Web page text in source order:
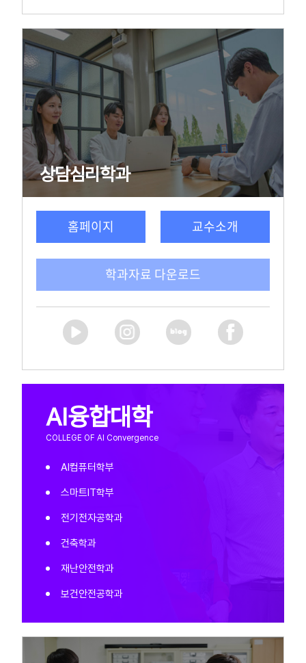
상담심리학과
홈페이지 교수소개
학과자료 다운로드
AI융합대학
COLLEGE OF AI Convergence
AI컴퓨터학부
스마트IT학부
전기전자공학과
건축학과
재난안전학과
보건안전공학과